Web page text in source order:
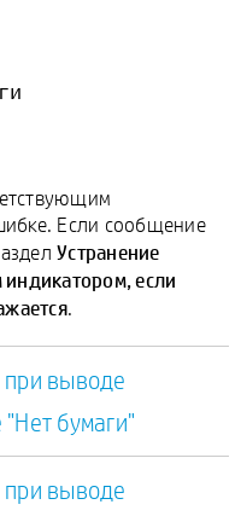
Если сообщение
Устранение
если
.
выводе
бумаги"
выводе